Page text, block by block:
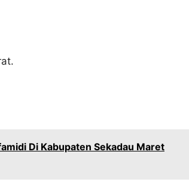
Di Kabupaten Sekadau Maret